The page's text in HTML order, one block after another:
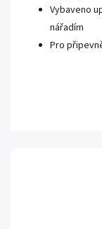
Vybaveno
nářadím
Pro